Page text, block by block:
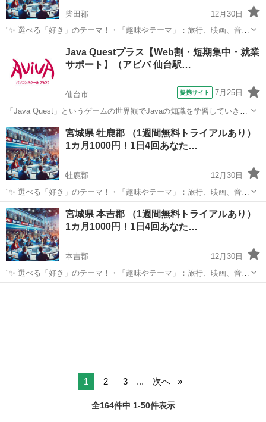
柴田郡
12月30日
"✨ 選べる「好き」のテーマ！・「趣味やテーマ」：旅行、映画、音
楽、ペットなど、好きなものをもっと楽しめる情報をお届けします。
⏰ 1日4回のタイムリーな配信 7:00: 目覚めの1通で1日を元気にスター
ト！12:0...
Java Questプラス【Web割・短期集中・就業
サポート】（アビバ 仙台駅…
仙台市 提携サイト 7月25日
「Java Quest」というゲームの世界観でJavaの知識を学習していきま
す。難しい専門用語も身近な言葉に置き換えて解説するから初学者で
も安心です！ アビバのパソコン講座は全て、受講内容・ソフト・学習
の進め方などが自由に...
宮城 仙台市 その他
宮城県 牡鹿郡 （1週間無料トライアルあり）
1カ月1000円！1日4回あなた…
牡鹿郡
12月30日
"✨ 選べる「好き」のテーマ！・「趣味やテーマ」：旅行、映画、音
楽、ペットなど、好きなものをもっと楽しめる情報をお届けします。
⏰ 1日4回のタイムリーな配信 7:00: 目覚めの1通で1日を元気にスター
ト！12:0...
宮城 牡鹿郡 その他
宮城県 本吉郡 （1週間無料トライアルあり）
1カ月1000円！1日4回あなた…
本吉郡
12月30日
"✨ 選べる「好き」のテーマ！・「趣味やテーマ」：旅行、映画、音
楽、ペットなど、好きなものをもっと楽しめる情報をお届けします。
1 2 3 ... 次へ
全164件中 1-50件表示